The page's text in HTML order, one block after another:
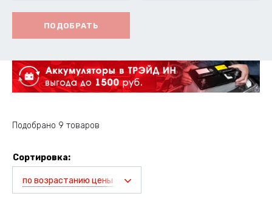
ПОДОБРАТЬ
Подобрано 9 товаров
Сортировка:
по возрастанию цены